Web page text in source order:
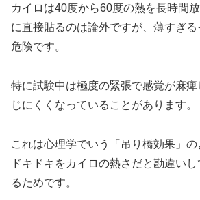
カイロは40度から60度の熱を長時間
に直接貼るのは論外ですが、薄すぎ
危険です。
特に試験中は極度の緊張で感覚が麻
じにくくなっていることがあります。
これは心理学でいう「吊り橋効果」
ドキドキをカイロの熱さだと勘違い
るためです。